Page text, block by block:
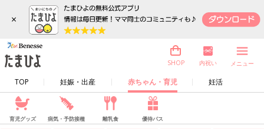
×
TOP 妊娠・出産 赤ちゃん・育児 妊活
SHOP 内祝い メニュー
育児グッズ 病気・予防接種 離乳食 優待パス